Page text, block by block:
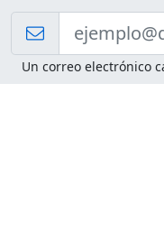
Un correo electrónico